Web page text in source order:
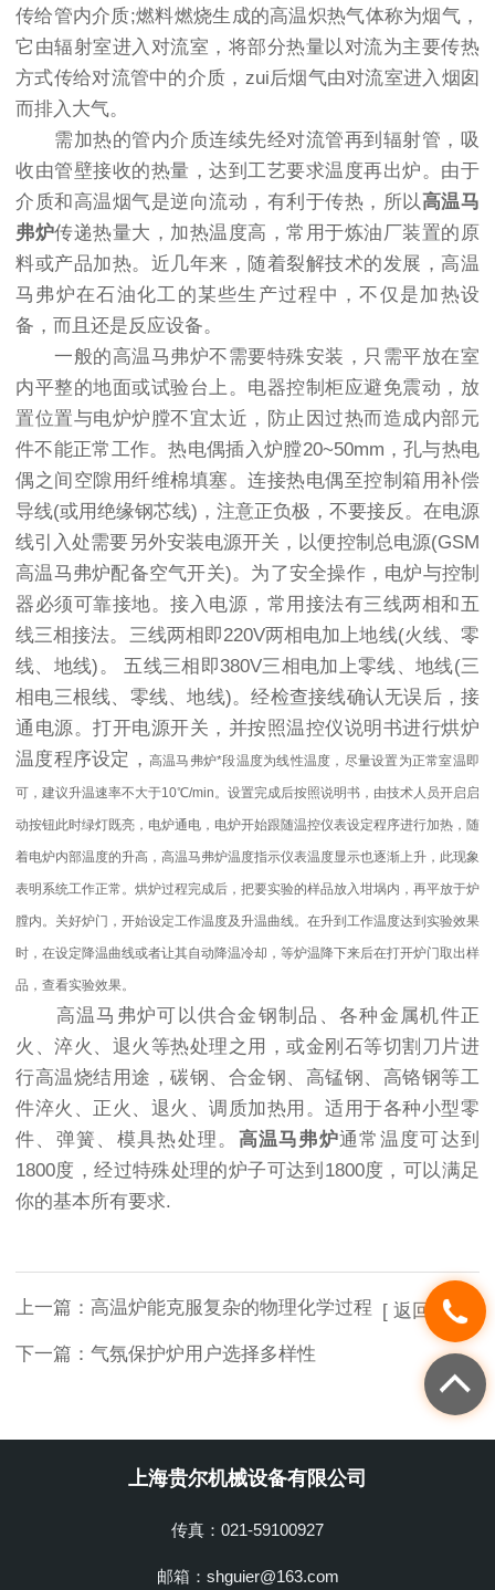
传给管内介质;燃料燃烧生成的高温炽热气体称为烟气，
它由辐射室进入对流室，将部分热量以对流为主要传热
方式传给对流管中的介质，zui后烟气由对流室进入烟囱
而排入大气。
需加热的管内介质连续先经对流管再到辐射管，吸
收由管壁接收的热量，达到工艺要求温度再出炉。由于
介质和高温烟气是逆向流动，有利于传热，所以高温马
弗炉传递热量大，加热温度高，常用于炼油厂装置的原
料或产品加热。近几年来，随着裂解技术的发展，高温
马弗炉在石油化工的某些生产过程中，不仅是加热设
备，而且还是反应设备。
一般的高温马弗炉不需要特殊安装，只需平放在室
内平整的地面或试验台上。电器控制柜应避免震动，放
置位置与电炉炉膛不宜太近，防止因过热而造成内部元
件不能正常工作。热电偶插入炉膛20~50mm，孔与热电
偶之间空隙用纤维棉填塞。连接热电偶至控制箱用补偿
导线(或用绝缘钢芯线)，注意正负极，不要接反。在电源
线引入处需要另外安装电源开关，以便控制总电源(GSM
高温马弗炉配备空气开关)。为了安全操作，电炉与控制
器必须可靠接地。接入电源，常用接法有三线两相和五
线三相接法。三线两相即220V两相电加上地线(火线、零
线、地线)。 五线三相即380V三相电加上零线、地线(三
相电三根线、零线、地线)。经检查接线确认无误后，接
通电源。打开电源开关，并按照温控仪说明书进行烘炉
温度程序设定， 高温马弗炉*段温度为线性温度，尽量设置为正常室温即
可，建议升温速率不大于10℃/min。设置完成后按照说明书，由技术人员开启启
动按钮此时绿灯既亮，电炉通电，电炉开始跟随温控仪表设定程序进行加热，随
着电炉内部温度的升高， 高温马弗炉温度指示仪表温度显示也逐渐上升，此现象
表明系统工作正常。烘炉过程完成后，把要实验的样品放入坩埚内，再平放于炉
膛内。关好炉门，开始设定工作温度及升温曲线。在升到工作温度达到实验效果
时，在设定降温曲线或者让其自动降温冷却，等炉温降下来后在打开炉门取出样
品，查看实验效果。
高温马弗炉可以供合金钢制品、各种金属机件正
火、淬火、退火等热处理之用，或金刚石等切割刀片进
行高温烧结用途，碳钢、合金钢、高锰钢、高铬钢等工
件淬火、正火、退火、调质加热用。适用于各种小型零
件、弹簧、模具热处理。 高温马弗炉通常温度可达到
1800度，经过特殊处理的炉子可达到1800度，可以满足
你的基本所有要求.
上一篇： 高温炉能克服复杂的物理化学过程
下一篇： 气氛保护炉用户选择多样性
[ 返回列表 ]
上海贵尔机械设备有限公司
传真：021-59100927
邮箱：shguier@163.com